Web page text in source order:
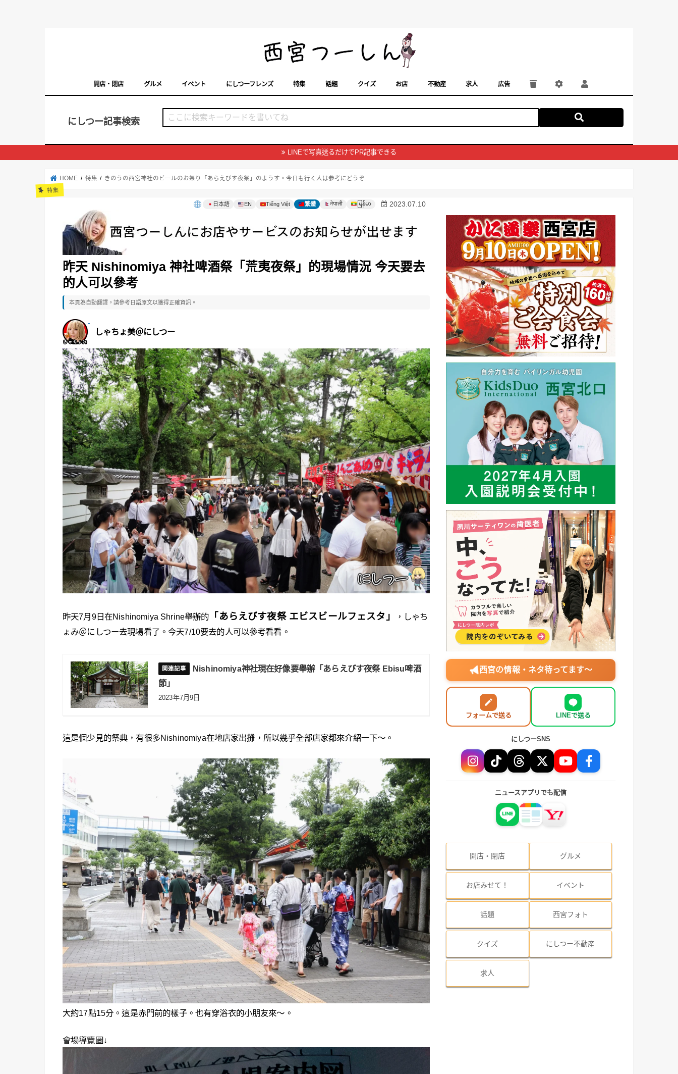
開店・閉店 グルメ イベント にしつーフレンズ 特集 話題 クイズ お店 不動産 求人 広告
にしつー記事検索
LINEで写真送るだけでPR記事できる
HOME 特集 きのうの西宮神社のビールのお祭り「あらえびす夜祭」のようす。今日も行く人は参考にどうぞ
特集
日本語 EN Tiếng Việt 繁體 नेपाली မြန်မာ 2023.07.10
昨天 Nishinomiya 神社啤酒祭「荒夷夜祭」的現場情況 今天要去
的人可以參考
本頁為自動翻譯。請參考日語原文以獲得正確資訊。
しゃちょ美＠にしつー
昨天7月9日在Nishinomiya Shrine舉辦的 「あらえびす夜祭 エビスビールフェスタ」
，しゃち
ょみ＠にしつー去現場看了。今天7/10要去的人可以參考看看。
Nishinomiya神社現在好像要舉辦「あらえびす夜祭 Ebisu啤酒
節」
2023年7月9日
這是個少見的祭典，有很多Nishinomiya在地店家出攤，所以幾乎全部店家都來介紹一下～。
大約17點15分。這是赤門前的樣子。也有穿浴衣的小朋友來～。
會場導覽圖↓
西宮の情報・ネタ待ってます〜
フォームで送る LINEで送る
にしつーSNS
ニュースアプリでも配信
開店・閉店 グルメ
お店みせて！ イベント
話題 西宮フォト
クイズ にしつー不動産
求人